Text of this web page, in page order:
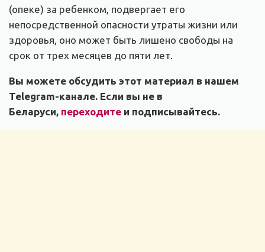
(опеке) за ребенком, подвергает его
непосредственной опасности утраты жизни или
здоровья, оно может быть лишено свободы на
срок от трех месяцев до пяти лет.
Вы можете обсудить этот материал в нашем
Telegram-канале. Если вы не в
Беларуси, переходите и подписывайтесь.